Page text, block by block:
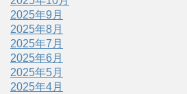
2025年9月
2025年8月
2025年7月
2025年6月
2025年5月
2025年4月